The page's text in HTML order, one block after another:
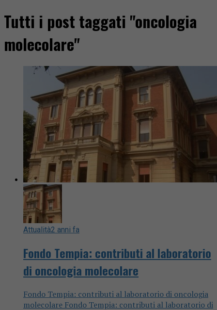
Tutti i post taggati "oncologia
molecolare"
Attualità2 anni fa
Fondo Tempia: contributi al laboratorio
di oncologia molecolare
Fondo Tempia: contributi al laboratorio di oncologia
molecolare Fondo Tempia: contributi al laboratorio di